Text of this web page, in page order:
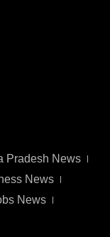
Pradesh News
News
News